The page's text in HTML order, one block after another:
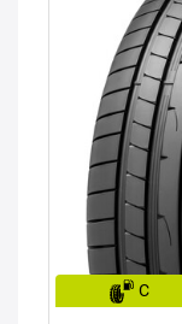
C